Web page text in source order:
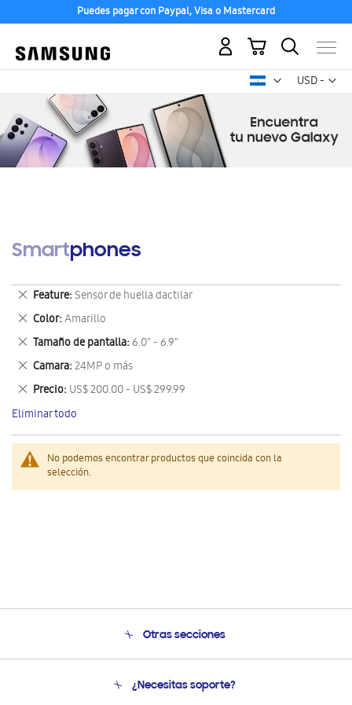
Puedes pagar con Paypal, Visa o Mastercard
USD -
dólar
Mi carrito
Smartphones
No podemos encontrar productos que coincida con la
selección.
Feature Sensor de huella dactilar
Eliminar
este
artículo
Color Amarillo
Eliminar
este
artículo
Tamaño de pantalla 6.0" - 6.9"
Eliminar
este
artículo
Camara 24MP o más
Eliminar
este
artículo
Precio US$ 200.00 - US$ 299.99
Eliminar
este
artículo
Eliminar todo
Otras secciones
Soporte
¿Necesitas soporte?